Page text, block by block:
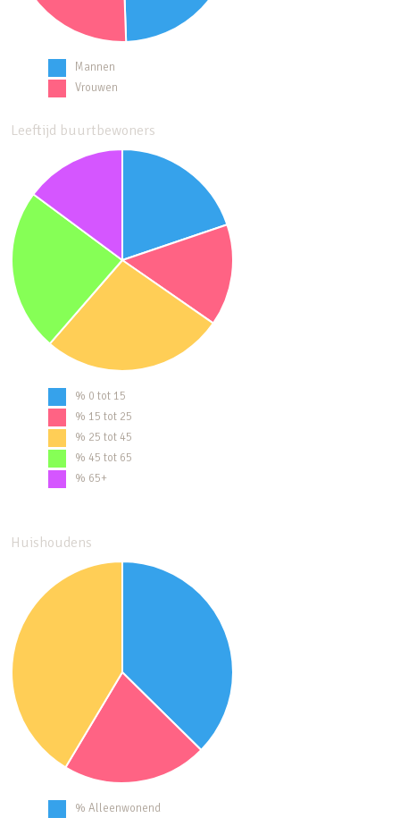
Mannen
Vrouwen
Leeftijd buurtbewoners
% 0 tot 15
% 15 tot 25
% 25 tot 45
% 45 tot 65
% 65+
Huishoudens
% Alleenwonend